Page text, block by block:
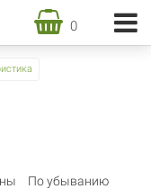
0
По убыванию